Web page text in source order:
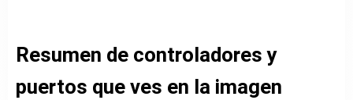
Resumen de controladores y
puertos que ves en la imagen